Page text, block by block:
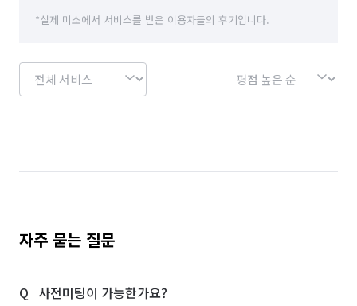
*실제 미소에서 서비스를 받은 이용자들의 후기입니다.
자주 묻는 질문
사전미팅이 가능한가요?